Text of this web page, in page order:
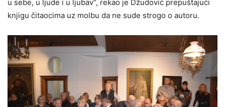
u sebe, u ljude i u ljubav“, rekao je Džudović prepuštajući
knjigu čitaocima uz molbu da ne sude strogo o autoru.